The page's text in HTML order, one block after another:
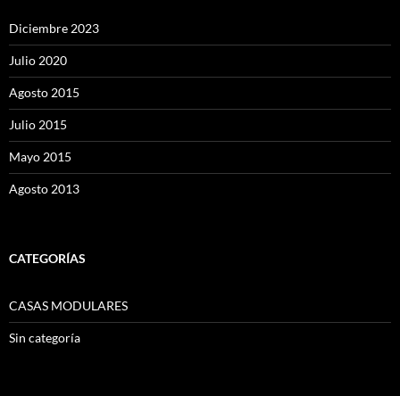
Diciembre 2023
Julio 2020
Agosto 2015
Julio 2015
Mayo 2015
Agosto 2013
CATEGORÍAS
CASAS MODULARES
Sin categoría